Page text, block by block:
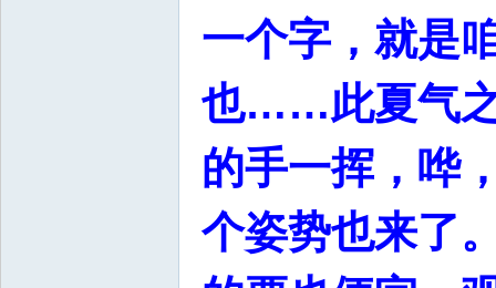
一个字，就是
也……此夏气
的手一挥，哗
个姿势也来了